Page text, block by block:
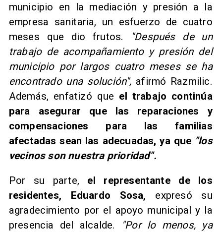
municipio en la mediación y presión a la
empresa sanitaria, un esfuerzo de cuatro
meses que dio frutos.
"Después de un
trabajo de acompañamiento y presión del
municipio por largos cuatro meses se ha
encontrado una solución", afirmó Razmilic.
Además, enfatizó que el trabajo continúa
para asegurar que las reparaciones y
compensaciones para las familias
afectadas sean las adecuadas, ya que "los
vecinos son nuestra prioridad".
Por su parte, el representante de los
residentes, Eduardo Sosa, expresó su
agradecimiento por el apoyo municipal y la
presencia del alcalde.
"Por lo menos, ya